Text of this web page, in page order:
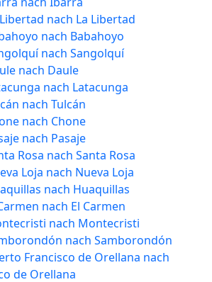
nach La Libertad
nach Babahoyo
nach Sangolquí
nach Daule
nach Latacunga
nach Tulcán
nach Chone
nach Pasaje
Rosa nach Santa Rosa
Loja nach Nueva Loja
nach Huaquillas
nach El Carmen
nach Montecristi
nach Samborondón
Francisco de Orellana nach
de Orellana